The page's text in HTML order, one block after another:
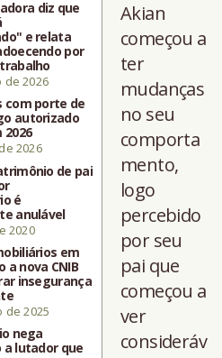
diz que
e relata
por
de 2026
com porte de
autorizado
2026
2026
de pai
é
anulável
2020
em
a nova CNIB
insegurança
de 2025
nega
a lutador que
Akian
começou a
ter
mudanças
no seu
comporta
mento,
logo
percebido
por seu
pai que
começou a
ver
consideráv